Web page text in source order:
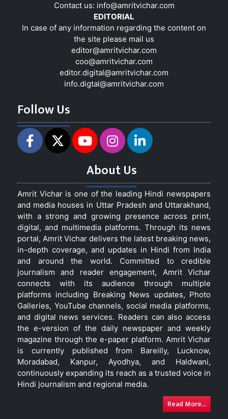
Contact us: info@amritvichar.com
EDITORIAL
In case of any information regarding the content on
the site please mail us
editor@amritvichar.com
coo@amritvichar.com
editor.digital@amritvichar.com
info.digtal@amritvichar.com
Follow Us
About Us
Amrit Vichar is one of the leading Hindi newspapers
and media houses in Uttar Pradesh and Uttarakhand,
with a strong and growing presence across print,
digital, and multimedia platforms. Through its news
portal, Amrit Vichar delivers the latest breaking news,
in-depth coverage, and updates in Hindi from India
and around the world. Committed to credible
journalism and reader engagement, Amrit Vichar
connects with its audience through multiple
platforms including Breaking News updates, Photo
Galleries, YouTube channels, social media platforms,
and digital news services. Readers can also access
the e-version of the daily newspaper and weekly
magazine through the e-paper platform. Amrit Vichar
is currently published from Bareilly, Lucknow,
Moradabad, Kanpur, Ayodhya, and Haldwani,
continuously expanding its reach as a trusted voice in
Hindi journalism and regional media.
Read More...